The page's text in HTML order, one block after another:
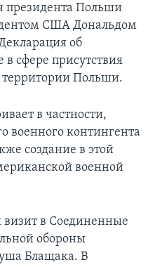
президента Польши
США Дональдом
об
в сфере присутствия
Польши.
в частности,
военного контингента
создание в этой
военной
визит в Соединенные
обороны
Блащака. В